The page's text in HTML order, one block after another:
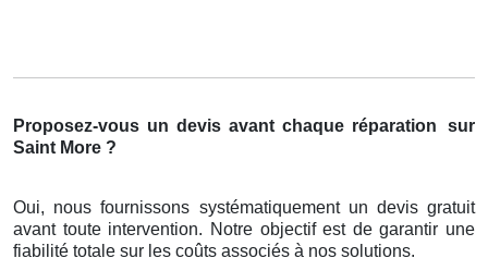
Proposez-vous un devis avant chaque réparation
sur
Saint More ?
Oui, nous fournissons systématiquement un devis gratuit
avant toute intervention. Notre objectif est de garantir une
fiabilité totale sur les coûts associés à nos solutions.